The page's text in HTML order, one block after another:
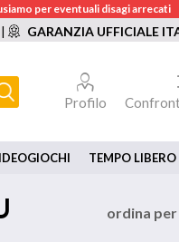
per eventuali disagi arrecati
GARANZIA UFFICIALE
Profilo
TEMPO LIBERO
ordina per